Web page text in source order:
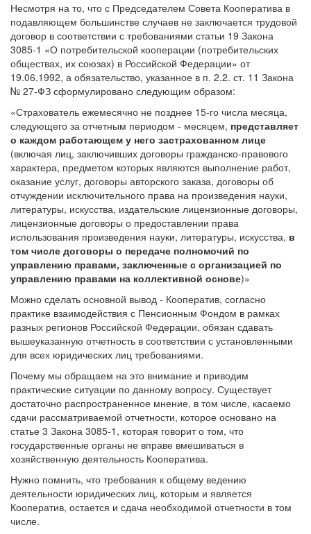
Несмотря на то, что с Председателем Совета Кооператива в
подавляющем большинстве случаев не заключается трудовой
договор в соответствии с требованиями статьи 19 Закона
3085-1 «О потребительской кооперации (потребительских
обществах, их союзах) в Российской Федерации» от
19.06.1992, а обязательство, указанное в п. 2.2. ст. 11 Закона
№ 27-ФЗ сформулировано следующим образом:
«Страхователь ежемесячно не позднее 15-го числа месяца,
следующего за отчетным периодом - месяцем, представляет
о каждом работающем у него застрахованном лице
(включая лиц, заключивших договоры гражданско-правового
характера, предметом которых являются выполнение работ,
оказание услуг, договоры авторского заказа, договоры об
отчуждении исключительного права на произведения науки,
литературы, искусства, издательские лицензионные договоры,
лицензионные договоры о предоставлении права
использования произведения науки, литературы, искусства, в
том числе договоры о передаче полномочий по
управлению правами, заключенные с организацией по
управлению правами на коллективной основе)»
Можно сделать основной вывод - Кооператив, согласно
практике взаимодействия с Пенсионным Фондом в рамках
разных регионов Российской Федерации, обязан сдавать
вышеуказанную отчетность в соответствии с установленными
для всех юридических лиц требованиями.
Почему мы обращаем на это внимание и приводим
практические ситуации по данному вопросу. Существует
достаточно распространенное мнение, в том числе, касаемо
сдачи рассматриваемой отчетности, которое основано на
статье 3 Закона 3085-1, которая говорит о том, что
государственные органы не вправе вмешиваться в
хозяйственную деятельность Кооператива.
Нужно помнить, что требования к общему ведению
деятельности юридических лиц, которым и является
Кооператив, остается и сдача необходимой отчетности в том
числе.